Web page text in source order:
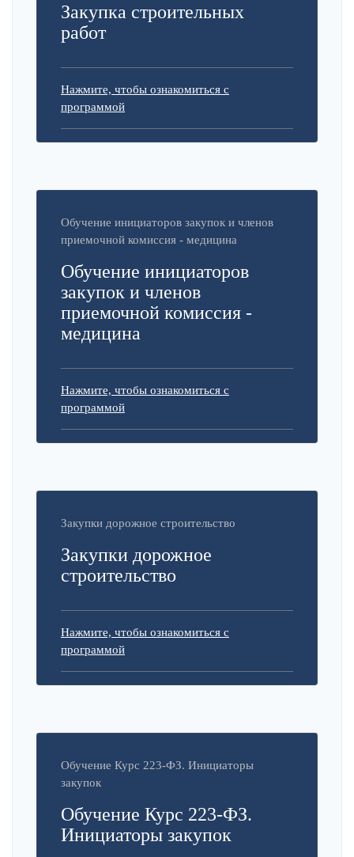
Закупка строительных
работ
Нажмите, чтобы ознакомиться с
программой
Обучение инициаторов закупок и членов
приемочной комиссия - медицина
Обучение инициаторов
закупок и членов
приемочной комиссия -
медицина
Нажмите, чтобы ознакомиться с
программой
Закупки дорожное строительство
Закупки дорожное
строительство
Нажмите, чтобы ознакомиться с
программой
Обучение Курс 223-ФЗ. Инициаторы
закупок
Обучение Курс 223-ФЗ.
Инициаторы закупок